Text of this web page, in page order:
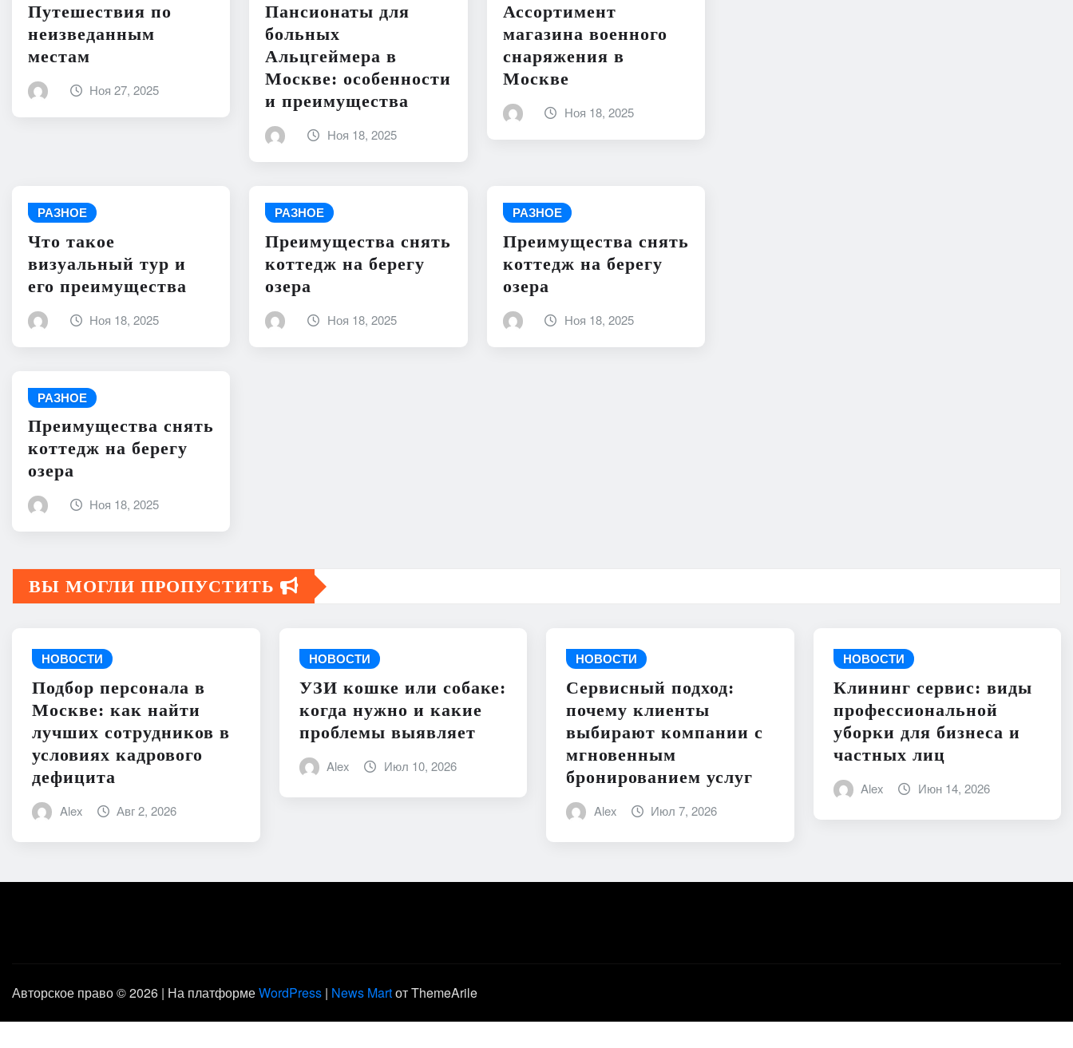
Путешествия по
неизведанным
местам
Ноя 27, 2025
Пансионаты для
больных
Альцгеймера в
Москве: особенности
и преимущества
Ноя 18, 2025
Ассортимент
магазина военного
снаряжения в
Москве
Ноя 18, 2025
РАЗНОЕ
Что такое
визуальный тур и
его преимущества
Ноя 18, 2025
РАЗНОЕ
Преимущества снять
коттедж на берегу
озера
Ноя 18, 2025
РАЗНОЕ
Преимущества снять
коттедж на берегу
озера
Ноя 18, 2025
РАЗНОЕ
Преимущества снять
коттедж на берегу
озера
Ноя 18, 2025
ВЫ МОГЛИ ПРОПУСТИТЬ
НОВОСТИ
Подбор персонала в
Москве: как найти
лучших сотрудников в
условиях кадрового
дефицита
Alex Авг 2, 2026
НОВОСТИ
УЗИ кошке или собаке:
когда нужно и какие
проблемы выявляет
Alex Июл 10, 2026
НОВОСТИ
Сервисный подход:
почему клиенты
выбирают компании с
мгновенным
бронированием услуг
Alex Июл 7, 2026
НОВОСТИ
Клининг сервис: виды
профессиональной
уборки для бизнеса и
частных лиц
Alex Июн 14, 2026
Авторское право © 2026 | На платформеWordPress | News Martот ThemeArile